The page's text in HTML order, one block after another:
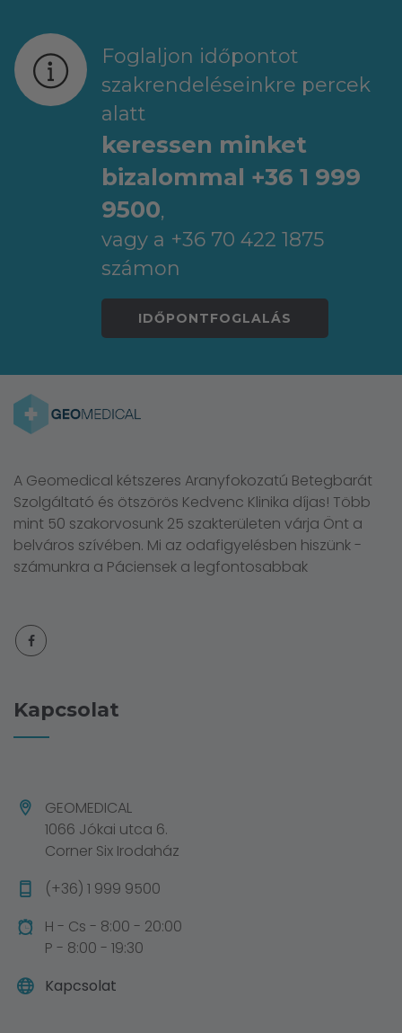
Foglaljon időpontot
szakrendeléseinkre percek
alatt
keressen minket
bizalommal +36 1 999
9500,
vagy a +36 70 422 1875
számon
IDŐPONTFOGLALÁS
A Geomedical kétszeres Aranyfokozatú Betegbarát
Szolgáltató és ötszörös Kedvenc Klinika díjas! Több
mint 50 szakorvosunk 25 szakterületen várja Önt a
belváros szívében. Mi az odafigyelésben hiszünk -
számunkra a Páciensek a legfontosabbak
Kapcsolat
GEOMEDICAL
1066 Jókai utca 6.
Corner Six Irodaház
(+36) 1 999 9500
H - Cs - 8:00 - 20:00
P - 8:00 - 19:30
Kapcsolat